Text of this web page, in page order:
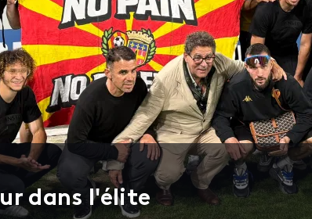
dans l'élite